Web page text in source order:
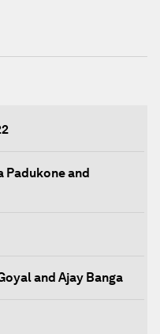
Padukone and
and Ajay Banga